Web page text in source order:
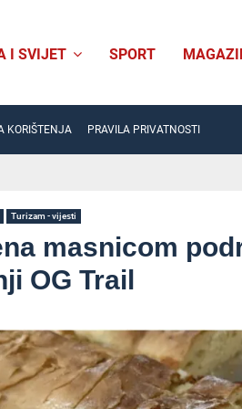
I SVIJET SPORT
KORIŠTENJA PRAVILA PRIVATNOSTI
Turizam - vijesti
masnicom
OG Trail